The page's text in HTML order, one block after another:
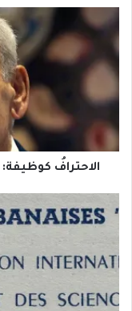
كوظيفة:
قُساةٌ
فَوقَ
التناقُضاتِ
الاحترافُ
خالدة
شارل